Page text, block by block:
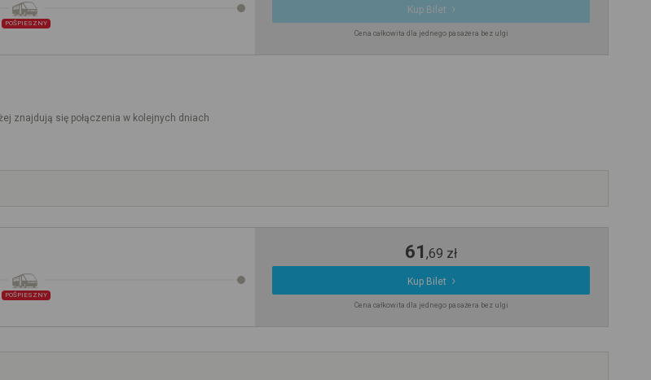
POŚPIESZNY
Kup Bilet
Cena całkowita dla jednego pasażera bez ulgi
znajdują się połączenia w kolejnych dniach
POŚPIESZNY
61,69 zł
Kup Bilet
Cena całkowita dla jednego pasażera bez ulgi